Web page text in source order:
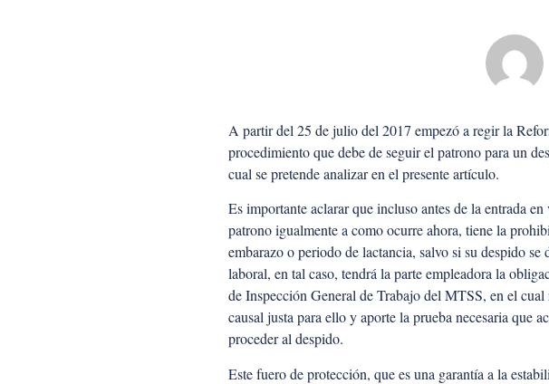
A partir del 25 de julio del 2017 empezó a regir la
procedimiento que debe de seguir el patrono para un
cual se pretende analizar en el presente artículo.
Es importante aclarar que incluso antes de la entrada
patrono igualmente a como ocurre ahora, tiene la
embarazo o periodo de lactancia, salvo si su despido
laboral, en tal caso, tendrá la parte empleadora la
de Inspección General de Trabajo del MTSS, en el
causal justa para ello y aporte la prueba necesaria que
proceder al despido.
Este fuero de protección, que es una garantía a la